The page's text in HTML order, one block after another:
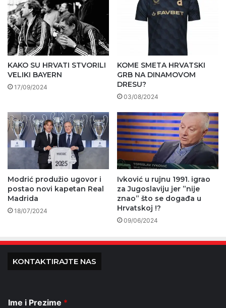
KAKO SU HRVATI STVORILI
VELIKI BAYERN
17/09/2024
KOME SMETA HRVATSKI
GRB NA DINAMOVOM
DRESU?
03/08/2024
Modrić produžio ugovor i
postao novi kapetan Real
Madrida
18/07/2024
Ivković u rujnu 1991. igrao
za Jugoslaviju jer ”nije
znao” što se događa u
Hrvatskoj !?
09/06/2024
KONTAKTIRAJTE NAS
Ime i Prezime *